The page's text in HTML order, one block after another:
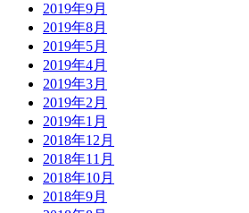
2019年9月
2019年8月
2019年5月
2019年4月
2019年3月
2019年2月
2019年1月
2018年12月
2018年11月
2018年10月
2018年9月